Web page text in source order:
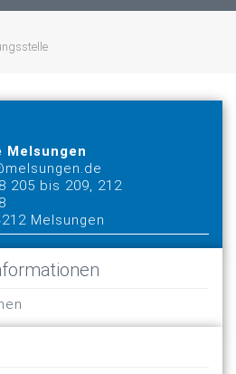
Melsungen
205 bis 209, 212
Melsungen